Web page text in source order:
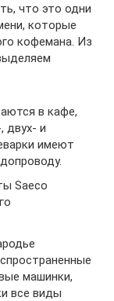
что это одни
которые
кофемана. Из
в кафе,
двух- и
имеют
Saeco
машинки,
все виды